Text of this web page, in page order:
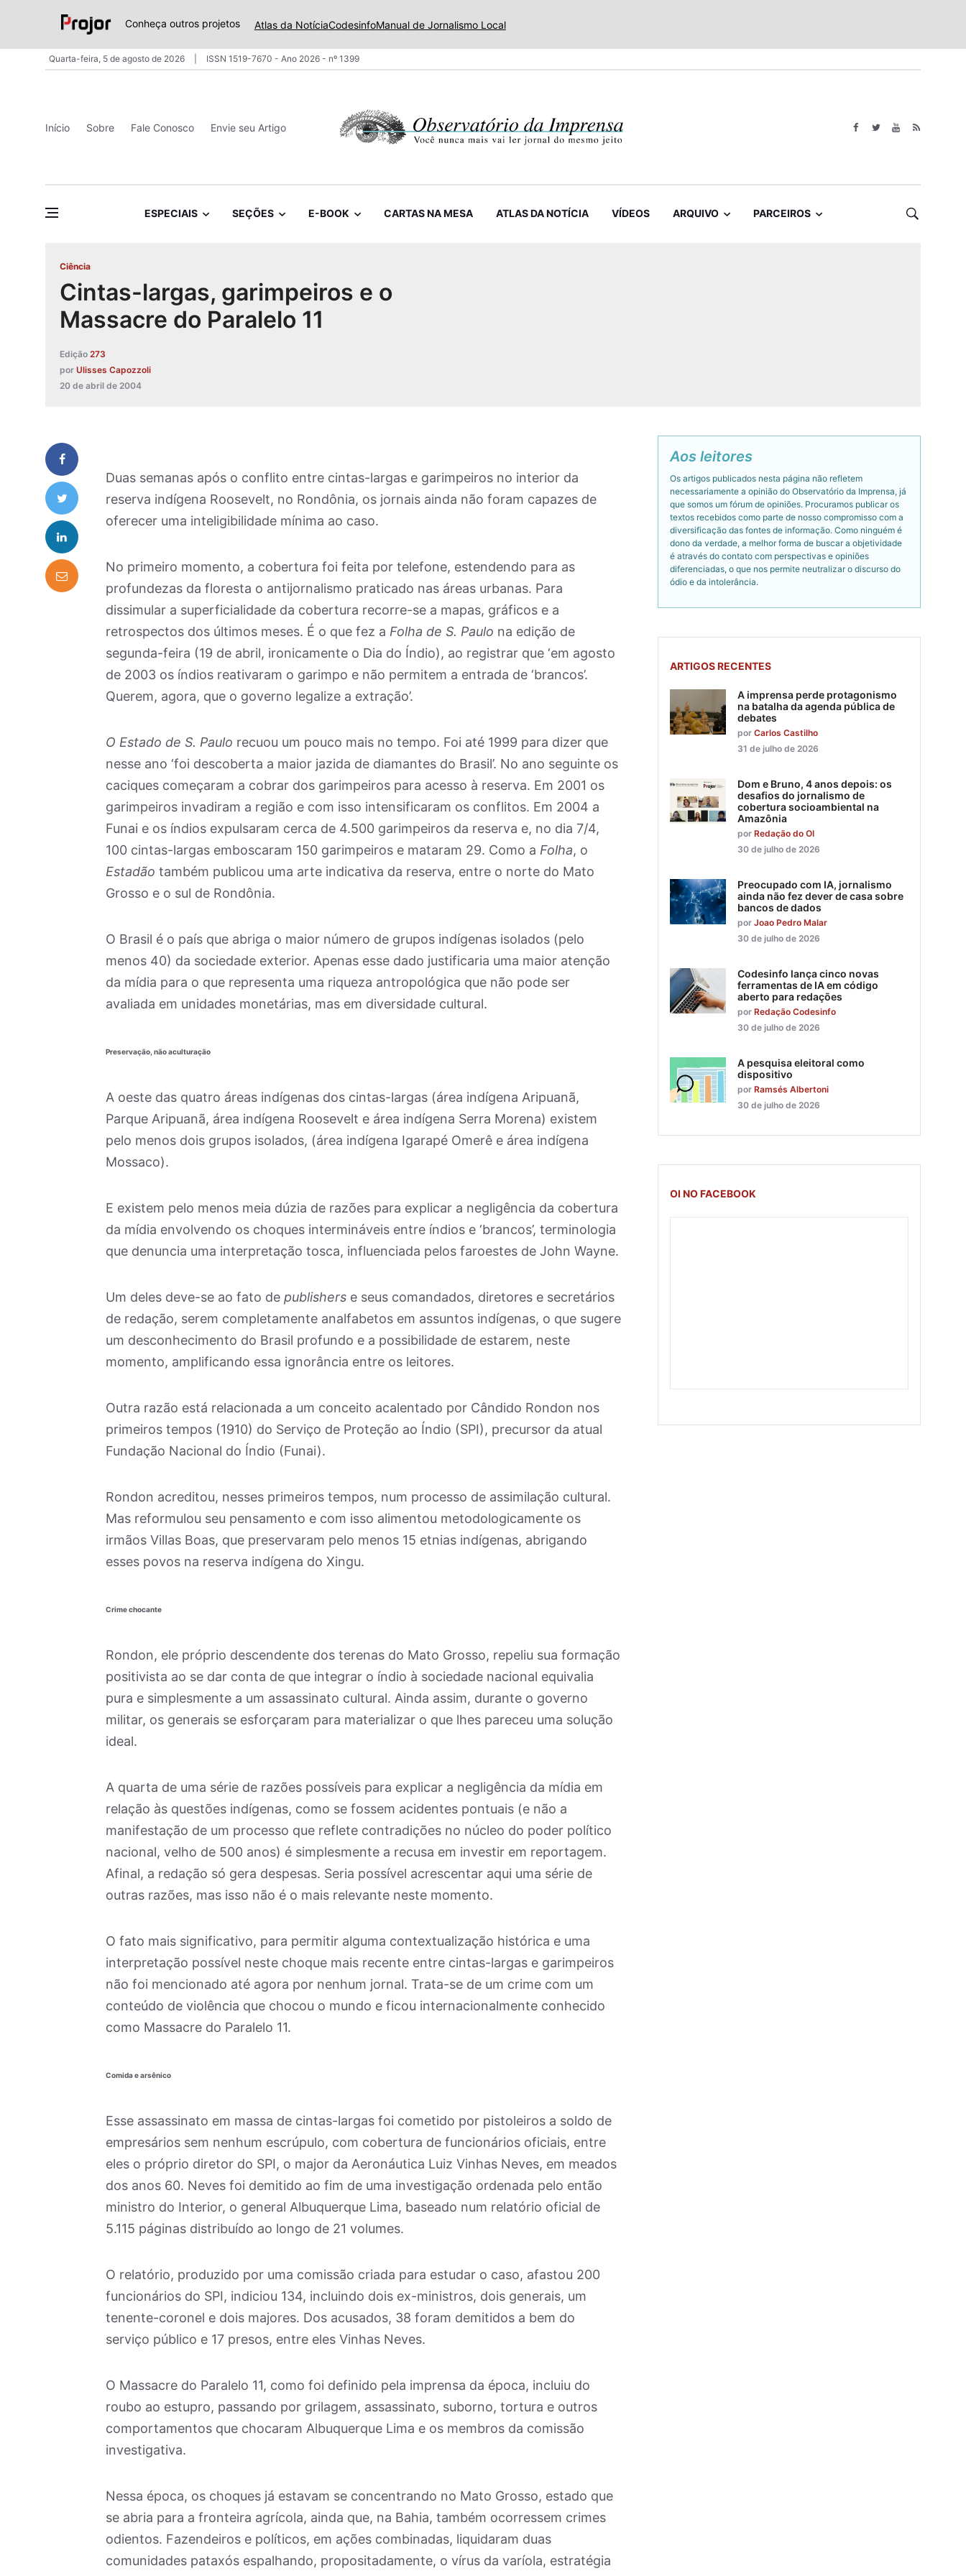
Conheça outros projetos Atlas da NotíciaCodesinfoManual de Jornalismo Local
Quarta-feira, 5 de agosto de 2026 ISSN 1519-7670 - Ano 2026 - nº 1399
Início Sobre Fale Conosco Envie seu Artigo
ESPECIAIS SEÇÕES E-BOOK CARTAS NA MESA ATLAS DA NOTÍCIA VÍDEOS ARQUIVO PARCEIROS
Ciência
Cintas-largas, garimpeiros e o
Massacre do Paralelo 11
Edição 273
por Ulisses Capozzoli
20 de abril de 2004
Duas semanas após o conflito entre cintas-largas e garimpeiros no interior da
reserva indígena Roosevelt, no Rondônia, os jornais ainda não foram capazes de
oferecer uma inteligibilidade mínima ao caso.
No primeiro momento, a cobertura foi feita por telefone, estendendo para as
profundezas da floresta o antijornalismo praticado nas áreas urbanas. Para
dissimular a superficialidade da cobertura recorre-se a mapas, gráficos e a
retrospectos dos últimos meses. É o que fez a Folha de S. Paulo na edição de
segunda-feira (19 de abril, ironicamente o Dia do Índio), ao registrar que ‘em agosto
de 2003 os índios reativaram o garimpo e não permitem a entrada de ‘brancos’.
Querem, agora, que o governo legalize a extração’.
O Estado de S. Paulo recuou um pouco mais no tempo. Foi até 1999 para dizer que
nesse ano ‘foi descoberta a maior jazida de diamantes do Brasil’. No ano seguinte os
caciques começaram a cobrar dos garimpeiros para acesso à reserva. Em 2001 os
garimpeiros invadiram a região e com isso intensificaram os conflitos. Em 2004 a
Funai e os índios expulsaram cerca de 4.500 garimpeiros da reserva e, no dia 7/4,
100 cintas-largas emboscaram 150 garimpeiros e mataram 29. Como a Folha, o
Estadão também publicou uma arte indicativa da reserva, entre o norte do Mato
Grosso e o sul de Rondônia.
O Brasil é o país que abriga o maior número de grupos indígenas isolados (pelo
menos 40) da sociedade exterior. Apenas esse dado justificaria uma maior atenção
da mídia para o que representa uma riqueza antropológica que não pode ser
avaliada em unidades monetárias, mas em diversidade cultural.
Preservação, não aculturação
A oeste das quatro áreas indígenas dos cintas-largas (área indígena Aripuanã,
Parque Aripuanã, área indígena Roosevelt e área indígena Serra Morena) existem
pelo menos dois grupos isolados, (área indígena Igarapé Omerê e área indígena
Mossaco).
E existem pelo menos meia dúzia de razões para explicar a negligência da cobertura
da mídia envolvendo os choques intermináveis entre índios e ‘brancos’, terminologia
que denuncia uma interpretação tosca, influenciada pelos faroestes de John Wayne.
Um deles deve-se ao fato de publishers e seus comandados, diretores e secretários
de redação, serem completamente analfabetos em assuntos indígenas, o que sugere
um desconhecimento do Brasil profundo e a possibilidade de estarem, neste
momento, amplificando essa ignorância entre os leitores.
Outra razão está relacionada a um conceito acalentado por Cândido Rondon nos
primeiros tempos (1910) do Serviço de Proteção ao Índio (SPI), precursor da atual
Fundação Nacional do Índio (Funai).
Rondon acreditou, nesses primeiros tempos, num processo de assimilação cultural.
Mas reformulou seu pensamento e com isso alimentou metodologicamente os
irmãos Villas Boas, que preservaram pelo menos 15 etnias indígenas, abrigando
esses povos na reserva indígena do Xingu.
Crime chocante
Rondon, ele próprio descendente dos terenas do Mato Grosso, repeliu sua formação
positivista ao se dar conta de que integrar o índio à sociedade nacional equivalia
pura e simplesmente a um assassinato cultural. Ainda assim, durante o governo
militar, os generais se esforçaram para materializar o que lhes pareceu uma solução
ideal.
A quarta de uma série de razões possíveis para explicar a negligência da mídia em
relação às questões indígenas, como se fossem acidentes pontuais (e não a
manifestação de um processo que reflete contradições no núcleo do poder político
nacional, velho de 500 anos) é simplesmente a recusa em investir em reportagem.
Afinal, a redação só gera despesas. Seria possível acrescentar aqui uma série de
outras razões, mas isso não é o mais relevante neste momento.
O fato mais significativo, para permitir alguma contextualização histórica e uma
interpretação possível neste choque mais recente entre cintas-largas e garimpeiros
não foi mencionado até agora por nenhum jornal. Trata-se de um crime com um
conteúdo de violência que chocou o mundo e ficou internacionalmente conhecido
como Massacre do Paralelo 11.
Comida e arsênico
Esse assassinato em massa de cintas-largas foi cometido por pistoleiros a soldo de
empresários sem nenhum escrúpulo, com cobertura de funcionários oficiais, entre
eles o próprio diretor do SPI, o major da Aeronáutica Luiz Vinhas Neves, em meados
dos anos 60. Neves foi demitido ao fim de uma investigação ordenada pelo então
ministro do Interior, o general Albuquerque Lima, baseado num relatório oficial de
5.115 páginas distribuído ao longo de 21 volumes.
O relatório, produzido por uma comissão criada para estudar o caso, afastou 200
funcionários do SPI, indiciou 134, incluindo dois ex-ministros, dois generais, um
tenente-coronel e dois majores. Dos acusados, 38 foram demitidos a bem do
serviço público e 17 presos, entre eles Vinhas Neves.
O Massacre do Paralelo 11, como foi definido pela imprensa da época, incluiu do
roubo ao estupro, passando por grilagem, assassinato, suborno, tortura e outros
comportamentos que chocaram Albuquerque Lima e os membros da comissão
investigativa.
Nessa época, os choques já estavam se concentrando no Mato Grosso, estado que
se abria para a fronteira agrícola, ainda que, na Bahia, também ocorressem crimes
odientos. Fazendeiros e políticos, em ações combinadas, liquidaram duas
comunidades pataxós espalhando, propositadamente, o vírus da varíola, estratégia
Aos leitores
Os artigos publicados nesta página não refletem
necessariamente a opinião do Observatório da Imprensa, já
que somos um fórum de opiniões. Procuramos publicar os
textos recebidos como parte de nosso compromisso com a
diversificação das fontes de informação. Como ninguém é
dono da verdade, a melhor forma de buscar a objetividade
é através do contato com perspectivas e opiniões
diferenciadas, o que nos permite neutralizar o discurso do
ódio e da intolerância.
ARTIGOS RECENTES
A imprensa perde protagonismo
na batalha da agenda pública de
debates
por Carlos Castilho
31 de julho de 2026
Dom e Bruno, 4 anos depois: os
desafios do jornalismo de
cobertura socioambiental na
Amazônia
por Redação do OI
30 de julho de 2026
Preocupado com IA, jornalismo
ainda não fez dever de casa sobre
bancos de dados
por Joao Pedro Malar
30 de julho de 2026
Codesinfo lança cinco novas
ferramentas de IA em código
aberto para redações
por Redação Codesinfo
30 de julho de 2026
A pesquisa eleitoral como
dispositivo
por Ramsés Albertoni
30 de julho de 2026
OI NO FACEBOOK